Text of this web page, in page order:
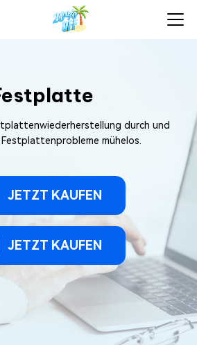
durch und
Festplattenprobleme mühelos.
JETZT KAUFEN
JETZT KAUFEN